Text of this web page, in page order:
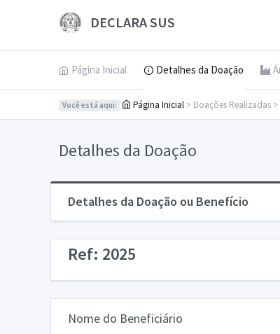
DECLARA SUS
Página Inicial Detalhes da Doação
Você está aqui: Página Inicial > Doações Realizadas
Detalhes da Doação
Detalhes da Doação ou Benefício
Ref: 2025
Nome do Beneficiário